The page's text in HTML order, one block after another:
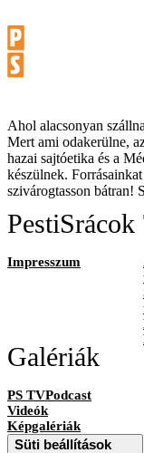
Ahol alacsonyan
Mert ami odakerülne,
hazai sajtóetika és a
készülnek.
szivárogtasson
PestiSrácok
Impresszum
Galériák
PS TVPodcast
Videók
Képgalériák
Süti beállítások